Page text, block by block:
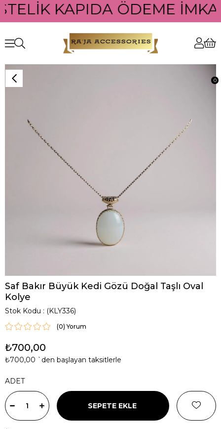
KAPIDA ÖDEME
0
Saf Bakır Büyük Kedi Gözü Doğal Taşlı Oval
Kolye
Stok Kodu (KLY336)
(0)
₺700,00
₺700,00 `den başlayan taksitlerle
ADET